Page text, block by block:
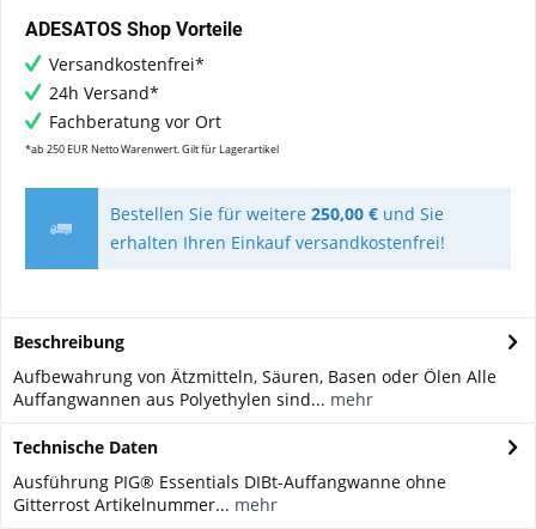
ADESATOS Shop Vorteile
Versandkostenfrei*
24h Versand*
Fachberatung vor Ort
*ab 250 EUR Netto Warenwert. Gilt für Lagerartikel
Bestellen Sie für weitere 250,00 €und Sie
erhalten Ihren Einkauf versandkostenfrei!
Beschreibung
Aufbewahrung von Ätzmitteln, Säuren, Basen oder Ölen Alle
Auffangwannen aus Polyethylen sind... mehr
Technische Daten
Ausführung PIG® Essentials DIBt-Auffangwanne ohne
Gitterrost Artikelnummer... mehr